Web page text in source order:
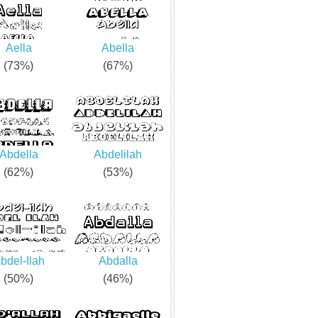
Aella
(73%)
Abella
(67%)
(62%)
Abdelilah
(53%)
Ilah
(50%)
Abdalla
(46%)